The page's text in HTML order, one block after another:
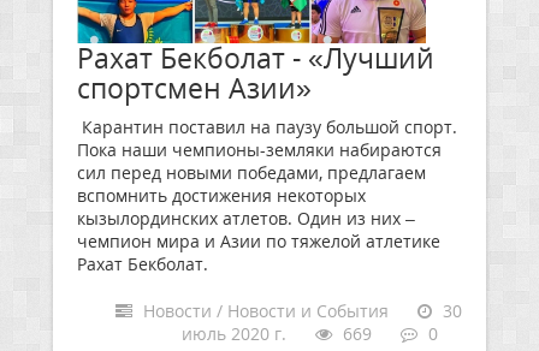
Рахат Бекболат - «Лучший
спортсмен Азии»
Карантин поставил на паузу большой спорт.
Пока наши чемпионы-земляки набираются
сил перед новыми победами, предлагаем
вспомнить достижения некоторых
кызылординских атлетов. Один из них –
чемпион мира и Азии по тяжелой атлетике
Рахат Бекболат.
Новости / Новости и События
30
июль 2020 г.
669 0